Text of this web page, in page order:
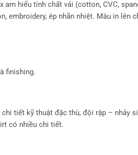
am hiểu tính chất vải (cotton, CVC,
embroidery, ép nhãn nhiệt. Màu in lên
finishing.
tiết kỹ thuật đặc thù, đội rập – nhảy
có nhiều chi tiết.